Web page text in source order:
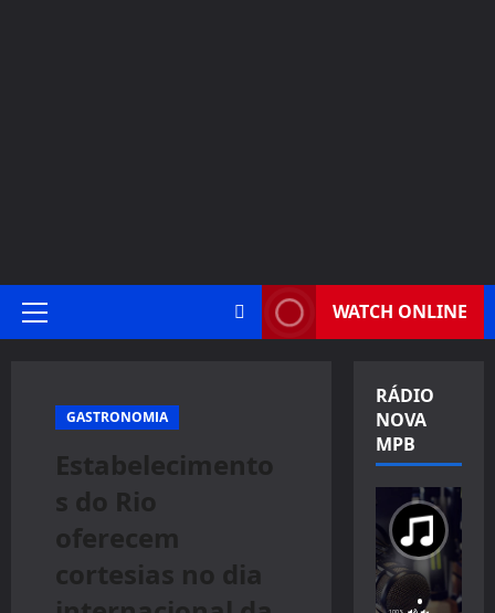
Primary
WATCH ONLINE
GASTRONOMIA
Estabelecimento
s do Rio
oferecem
cortesias no dia
RÁDIO
NOVA
MPB